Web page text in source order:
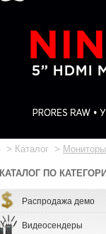
> Каталог > Мониторы
КАТАЛОГ ПО
Распродажа демо
Видеосендеры